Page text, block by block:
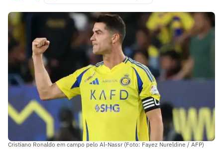
Cristiano Ronaldo em campo pelo Al-Nassr (Foto: Fayez Nureldine / AFP)